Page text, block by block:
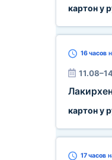
картон у
16 часов
картон у
17 часов